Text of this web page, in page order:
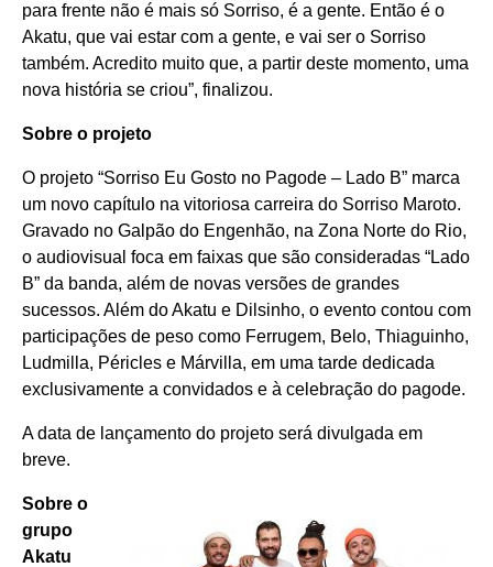
para frente não é mais só Sorriso, é a gente. Então é o
Akatu, que vai estar com a gente, e vai ser o Sorriso
também. Acredito muito que, a partir deste momento, uma
nova história se criou”, finalizou.
Sobre o projeto
O projeto “Sorriso Eu Gosto no Pagode – Lado B” marca
um novo capítulo na vitoriosa carreira do Sorriso Maroto.
Gravado no Galpão do Engenhão, na Zona Norte do Rio,
o audiovisual foca em faixas que são consideradas “Lado
B” da banda, além de novas versões de grandes
sucessos. Além do Akatu e Dilsinho, o evento contou com
participações de peso como Ferrugem, Belo, Thiaguinho,
Ludmilla, Péricles e Márvilla, em uma tarde dedicada
exclusivamente a convidados e à celebração do pagode.
A data de lançamento do projeto será divulgada em
breve.
Sobre o
grupo
Akatu